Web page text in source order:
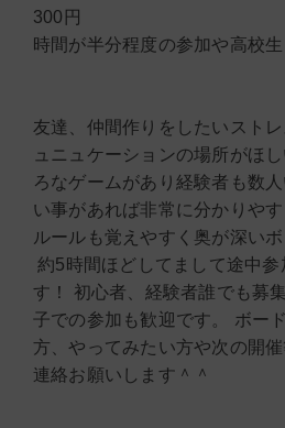
300円
時間が半分程度の参加や高校
友達、仲間作りをしたいスト
ュニュケーションの場所がほ
ろなゲームがあり経験者も数
い事があれば非常に分かりや
ルールも覚えやすく奥が深いボ
約5時間ほどしてまして途中
す！ 初心者、経験者誰でも募
子での参加も歓迎です。 ボー
方、やってみたい方や次の開
連絡お願いします＾＾